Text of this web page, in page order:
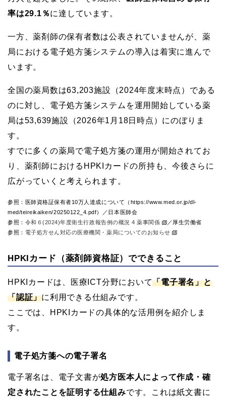
率は29.1％に達しています。
一方、薬剤師の保有者数は公表されていませんが、薬
局における電子処方箋システムの導入は着実に進んで
います。
全国の薬局数は63,203施設（2024年度末時点）である
のに対し、電子処方箋システムを運用開始している薬
局は53,639施設（2026年1月18日時点）にのぼりま
す。
すでに多くの薬局で電子処方箋の運用が開始されてお
り、薬剤師におけるHPKIカードの所持も、今後さらに
広がっていくと考えられます。
参照：医師資格証保有者10万人達成について（https://www.med.or.jp/dl-
med/teireikaiken/20250122_4.pdf）／日本医師会
参照： 令和６(2024)年度衛生行政報告例の概況 4 薬事関係
／厚生労働省
参照： 電子処方せん対応の医療機関・薬局についてのお知らせ
HPKIカード（薬剤師資格証）でできること
HPKIカードは、医療ICT分野において「電子署名」と
「認証」に利用できる仕組みです。
ここでは、HPKIカードの具体的な活用例を紹介しま
す。
電子処方箋への電子署名
電子署名は、電子文書が処方医本人によって作成・確
定されたことを証明する仕組みです。これは紙文書に